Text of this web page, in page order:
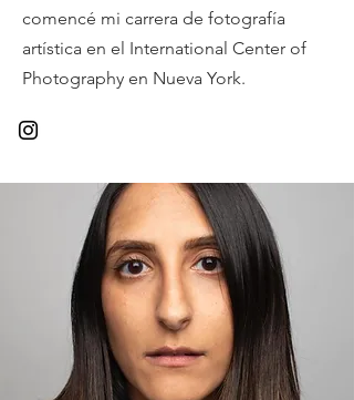
comencé mi carrera de fotografía
artística en el International Center of
Photography en Nueva York.